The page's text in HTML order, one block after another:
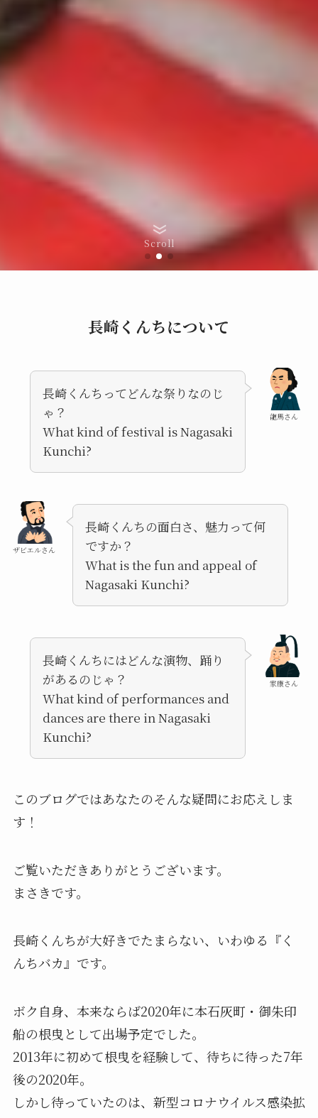
Scroll
長崎くんちについて
龍馬さん
長崎くんちってどんな祭りなのじ
ゃ？
What kind of festival is Nagasaki
Kunchi?
ザビエルさん
長崎くんちの面白さ、魅力って何
ですか？
What is the fun and appeal of
Nagasaki Kunchi?
家康さん
長崎くんちにはどんな演物、踊り
があるのじゃ？
What kind of performances and
dances are there in Nagasaki
Kunchi?
このブログではあなたのそんな疑問にお応えしま
す！
ご覧いただきありがとうございます。
まさきです。
長崎くんちが大好きでたまらない、いわゆる『く
んちバカ』です。
ボク自身、本来ならば2020年に本石灰町・御朱印
船の根曳として出場予定でした。
2013年に初めて根曳を経験して、待ちに待った7年
後の2020年。
しかし待っていたのは、新型コロナウイルス感染拡